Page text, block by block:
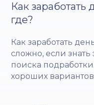
Как заработать
где?
Как заработать
сложно, если
поиска
хороших вариантов